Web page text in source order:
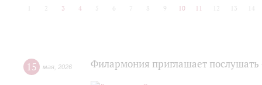
2 3 4 5 6 7 8 9 10 11 12 13 14
15 мая 2026 Филармония приглашает послушать